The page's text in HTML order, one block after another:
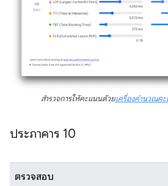
สำรวจการให้คะแนนด้วยเครื่องคำนวณค
ประภาคาร 10
ตรวจสอบ